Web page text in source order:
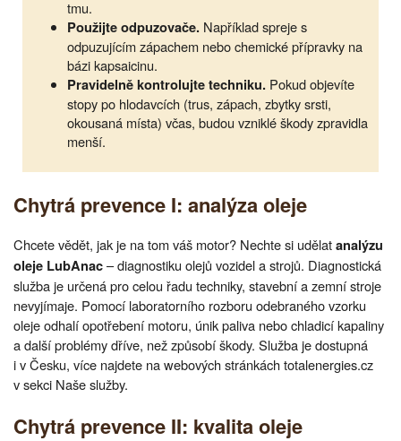
tmu.
Použijte odpuzovače. Například spreje s
odpuzujícím zápachem nebo chemické přípravky na
bázi kapsaicinu.
Pravidelně kontrolujte techniku. Pokud objevíte
stopy po hlodavcích (trus, zápach, zbytky srsti,
okousaná místa) včas, budou vzniklé škody zpravidla
menší.
Chytrá prevence I: analýza oleje
Chcete vědět, jak je na tom váš motor? Nechte si udělatanalýzu
oleje LubAnac– diagnostiku olejů vozidel a strojů. Diagnostická
služba je určená pro celou řadu techniky, stavební a zemní stroje
nevyjímaje. Pomocí laboratorního rozboru odebraného vzorku
oleje odhalí opotřebení motoru, únik paliva nebo chladicí kapaliny
a další problémy dříve, než způsobí škody. Služba je dostupná
i v Česku, více najdete na webových stránkách totalenergies.cz
v sekci Naše služby.
Chytrá prevence II: kvalita oleje